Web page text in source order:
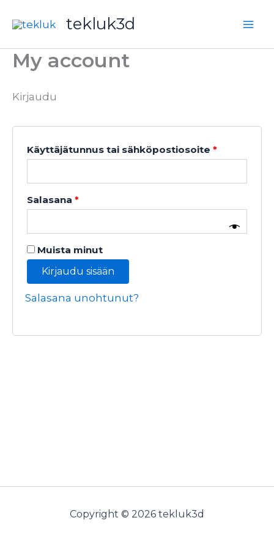
sisältöön
tekluk3d
My account
Kirjaudu
Käyttäjätunnus tai sähköpostiosoite *
Salasana *
Muista minut
Kirjaudu sisään
Salasana unohtunut?
Copyright © 2026 tekluk3d